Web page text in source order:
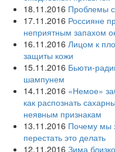
18.11.2016 Проблемы
17.11.2016 Россияне
неприятным запахом
16.11.2016 Лицом к
защиты кожи
15.11.2016 Бьюти-
шампунем
14.11.2016 «Немое»
как распознать
неявным признакам
13.11.2016 Почему мы
перестать это делать
12.11.2016 Зима